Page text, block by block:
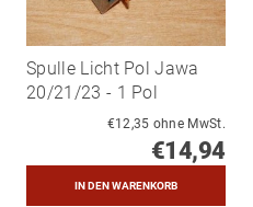
Spulle Licht Pol Jawa
20/21/23 - 1 Pol
€12,35 ohne MwSt.
€14,94